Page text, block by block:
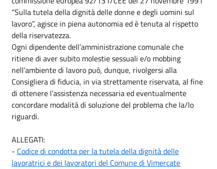
“Sulla tutela della dignità delle donne e degli uomini sul
lavoro”, agisce in piena autonomia ed è tenuta al rispetto
della riservatezza.
Ogni dipendente dell’amministrazione comunale che
ritiene di aver subito molestie sessuali e/o mobbing
nell’ambiente di lavoro può, dunque, rivolgersi alla
Consigliera di fiducia, in via strettamente riservata, al fine
di ottenere l’assistenza necessaria ed eventualmente
concordare modalità di soluzione del problema che la/lo
riguardi.
ALLEGATI:
- Codice di condotta per la tutela della dignità delle
lavoratrici e dei lavoratori del Comune di Vimercate